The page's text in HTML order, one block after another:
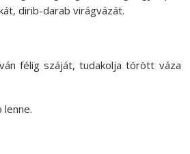
dirib-darab virágvázát.
félig száját, tudakolja törött váza
lenne.